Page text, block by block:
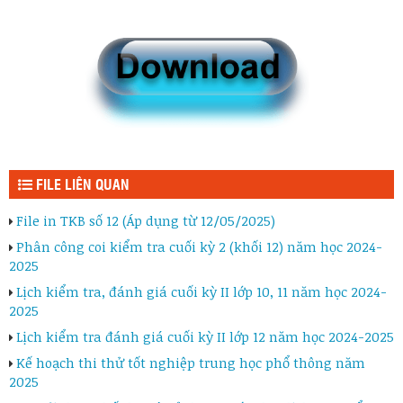
FILE LIÊN QUAN
File in TKB số 12 (Áp dụng từ 12/05/2025)
Phân công coi kiểm tra cuối kỳ 2 (khối 12) năm học 2024-
2025
Lịch kiểm tra, đánh giá cuối kỳ II lớp 10, 11 năm học 2024-
2025
Lịch kiểm tra đánh giá cuối kỳ II lớp 12 năm học 2024-2025
Kế hoạch thi thử tốt nghiệp trung học phổ thông năm
2025